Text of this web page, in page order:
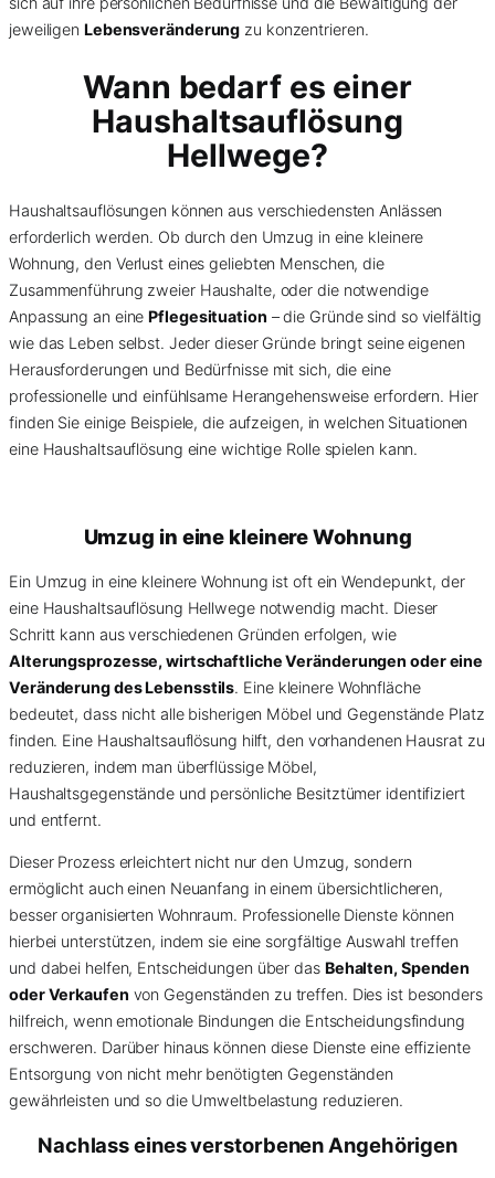
jeweiligen Lebensveränderung zu konzentrieren.
Wann bedarf es einer
Haushaltsauflösung
Hellwege?
Haushaltsauflösungen können aus verschiedensten Anlässen
erforderlich werden. Ob durch den Umzug in eine kleinere
Wohnung, den Verlust eines geliebten Menschen, die
Zusammenführung zweier Haushalte, oder die notwendige
Anpassung an einePflegesituation – die Gründe sind so vielfältig
wie das Leben selbst. Jeder dieser Gründe bringt seine eigenen
Herausforderungen und Bedürfnisse mit sich, die eine
professionelle und einfühlsame Herangehensweise erfordern. Hier
finden Sie einige Beispiele, die aufzeigen, in welchen Situationen
eine Haushaltsauflösung eine wichtige Rolle spielen kann.
Umzug in eine kleinere Wohnung
Ein Umzug in eine kleinere Wohnung ist oft ein Wendepunkt, der
eine Haushaltsauflösung Hellwege notwendig macht. Dieser
Schritt kann aus verschiedenen Gründen erfolgen, wie
Alterungsprozesse, wirtschaftliche Veränderungen oder eine
Veränderung des Lebensstils. Eine kleinere Wohnfläche
bedeutet, dass nicht alle bisherigen Möbel und Gegenstände Platz
finden. Eine Haushaltsauflösung hilft, den vorhandenen Hausrat zu
reduzieren, indem man überflüssige Möbel,
Haushaltsgegenstände und persönliche Besitztümer identifiziert
und entfernt.
Dieser Prozess erleichtert nicht nur den Umzug, sondern
ermöglicht auch einen Neuanfang in einem übersichtlicheren,
besser organisierten Wohnraum. Professionelle Dienste können
hierbei unterstützen, indem sie eine sorgfältige Auswahl treffen
und dabei helfen, Entscheidungen über das Behalten, Spenden
oder Verkaufen von Gegenständen zu treffen. Dies ist besonders
hilfreich, wenn emotionale Bindungen die Entscheidungsfindung
erschweren. Darüber hinaus können diese Dienste eine effiziente
Entsorgung von nicht mehr benötigten Gegenständen
gewährleisten und so die Umweltbelastung reduzieren.
Nachlass eines verstorbenen Angehörigen